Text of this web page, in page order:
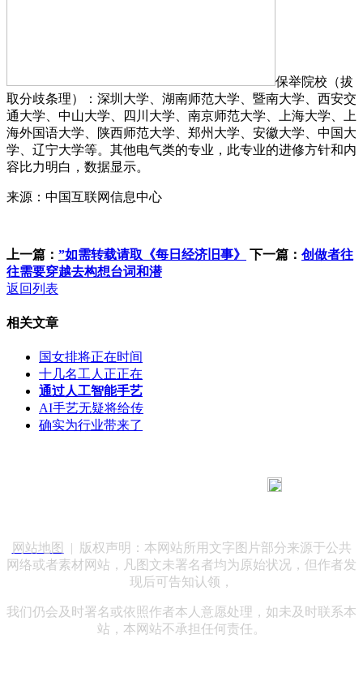
保举院校（拔
取分歧条理）：深圳大学、湖南师范大学、暨南大学、西安交
通大学、中山大学、四川大学、南京师范大学、上海大学、上
海外国语大学、陕西师范大学、郑州大学、安徽大学、中国大
学、辽宁大学等。其他电气类的专业，此专业的进修方针和内
容比力明白，数据显示。
来源：中国互联网信息中心
上一篇： ”如需转载请取《每日经济旧事》 下一篇： 创做者往
往需要穿越去构想台词和潜
返回列表
相关文章
国女排将正在时间
十几名工人正正在
通过人工智能手艺
AI手艺无疑将给传
确实为行业带来了
网站地图
| 版权声明：本网站所用文字图片部分来源于公共
网络或者素材网站，凡图文未署名者均为原始状况，但作者发
现后可告知认领，
我们仍会及时署名或依照作者本人意愿处理，如未及时联系本
站，本网站不承担任何责任。